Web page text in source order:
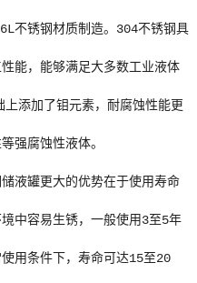
不锈钢材质制造。304不锈钢具
能，能够满足大多数工业液体
添加了钼元素，耐腐蚀性能更
强腐蚀性液体。
液罐更大的优势在于使用寿命
中容易生锈，一般使用3至5年
用条件下，寿命可达15至20